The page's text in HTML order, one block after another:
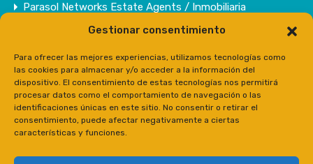
Gestionar consentimiento
Para ofrecer las mejores experiencias, utilizamos tecnologías como
las cookies para almacenar y/o acceder a la información del
dispositivo. El consentimiento de estas tecnologías nos permitirá
procesar datos como el comportamiento de navegación o las
identificaciones únicas en este sitio. No consentir o retirar el
consentimiento, puede afectar negativamente a ciertas
características y funciones.
Parasol Networks Estate Agents / Inmobiliaria
Inmuebles
Contacto
Prensa